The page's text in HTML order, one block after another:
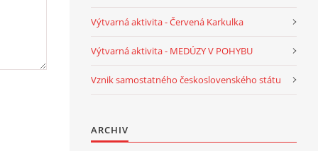
Výtvarná aktivita - Červená Karkulka
Výtvarná aktivita - MEDÚZY V POHYBU
Vznik samostatného československého státu
ARCHIV